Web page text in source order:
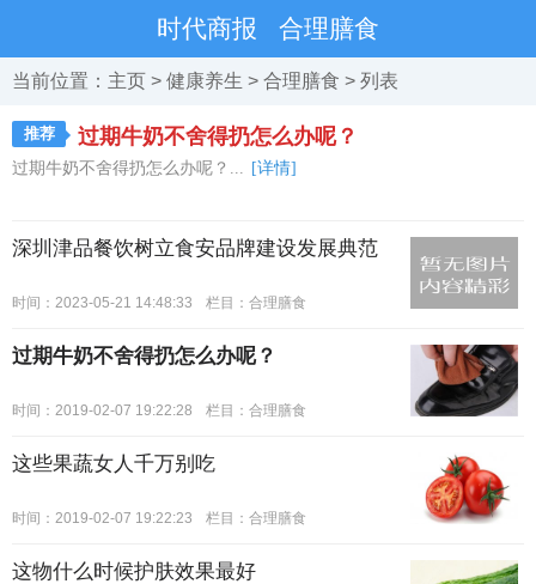
时代商报 合理膳食
当前位置： 主页 > 健康养生 > 合理膳食 > 列表
推荐 过期牛奶不舍得扔怎么办呢？
过期牛奶不舍得扔怎么办呢？... [详情]
深圳津品餐饮树立食安品牌建设发展典范
时间：2023-05-21 14:48:33 栏目： 合理膳食
过期牛奶不舍得扔怎么办呢？
时间：2019-02-07 19:22:28 栏目： 合理膳食
这些果蔬女人千万别吃
时间：2019-02-07 19:22:23 栏目： 合理膳食
这物什么时候护肤效果最好